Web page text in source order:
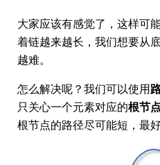
大家应该有感觉了，这样可
着链越来越长，我们想要从
越难。
怎么解决呢？我们可以使用
只关心一个元素对应的根节点
根节点的路径尽可能短，最